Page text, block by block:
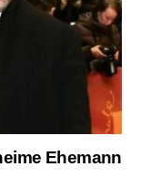
Ehemann